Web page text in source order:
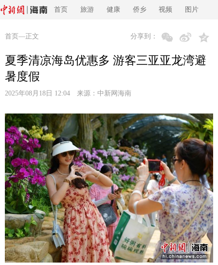
首页 旅游 健康 侨乡 视频 图片
首页 —正文 分享到：
夏季清凉海岛优惠多 游客三亚亚龙湾避
暑度假
2025年08月18日 12:04 来源： 中新网海南